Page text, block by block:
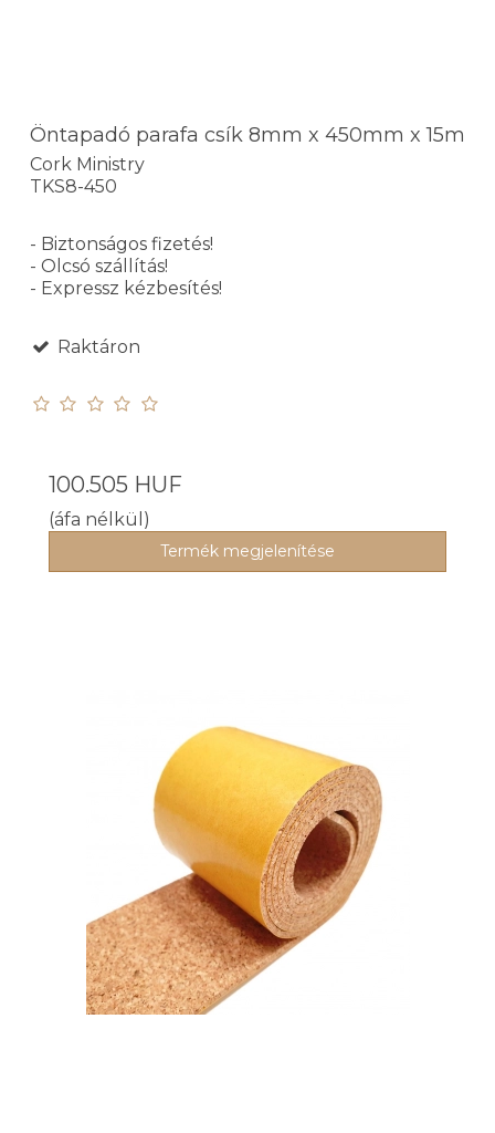
Öntapadó parafa csík 8mm x 450mm x 15m
Cork Ministry
TKS8-450
- Biztonságos fizetés!
- Olcsó szállítás!
- Expressz kézbesítés!
Raktáron
100.505 HUF
(áfa nélkül)
Termék megjelenítése